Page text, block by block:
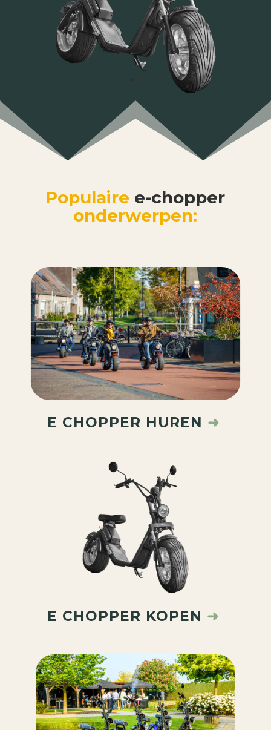
Populaire e-chopper
onderwerpen:
E CHOPPER HUREN ➜
E CHOPPER KOPEN ➜